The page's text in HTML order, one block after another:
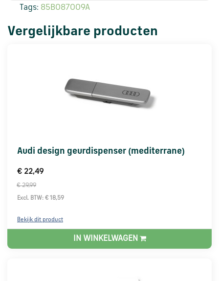
Tags: 85B087009A
Vergelijkbare producten
Audi design geurdispenser (mediterrane)
€ 22,49
€ 29,99
Excl. BTW: € 18,59
Bekijk dit product
IN WINKELWAGEN